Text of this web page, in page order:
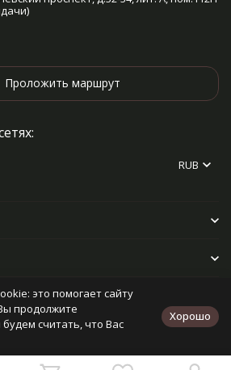
Проложить маршрут
RUB
данных
это помогает сайту
продолжите
считать, что Вас
Хорошо